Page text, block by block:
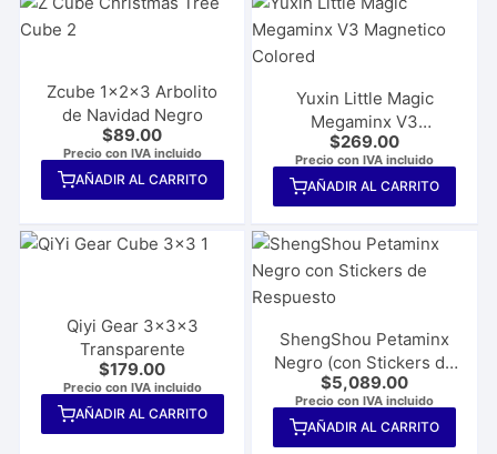
Zcube 1x2x3 Arbolito
de Navidad Negro
$89.00
Precio con IVA incluido
AÑADIR AL CARRITO
Yuxin Little Magic
Megaminx V3
Magnético Colored
$269.00
Precio con IVA incluido
AÑADIR AL CARRITO
Qiyi Gear 3x3x3
Transparente
$179.00
Precio con IVA incluido
AÑADIR AL CARRITO
ShengShou Petaminx
Negro (con Stickers de
Respuesto)
$5,089.00
Precio con IVA incluido
AÑADIR AL CARRITO